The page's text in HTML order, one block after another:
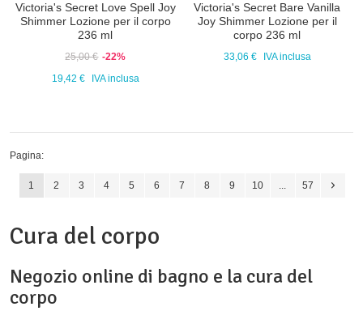
Victoria's Secret Love Spell Joy
Shimmer Lozione per il corpo
236 ml
25,00 € -22%
19,42 €
IVA inclusa
Victoria's Secret Bare Vanilla
Joy Shimmer Lozione per il
corpo 236 ml
33,06 € IVA inclusa
Pagina:
1 2 3 4 5 6 7 8 9 10 ... 57
Cura del corpo
Negozio online di bagno e la cura del
corpo